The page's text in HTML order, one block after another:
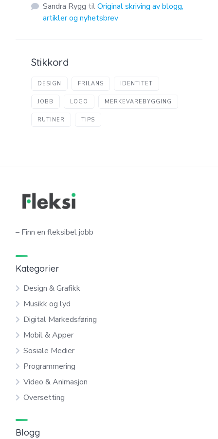
Sandra Rygg tilOriginal skriving av blogg,
artikler og nyhetsbrev
Stikkord
DESIGN FRILANS IDENTITET
JOBB LOGO MERKEVAREBYGGING
RUTINER TIPS
– Finn en fleksibel jobb
Kategorier
Design & Grafikk
Musikk og lyd
Digital Markedsføring
Mobil & Apper
Sosiale Medier
Programmering
Video & Animasjon
Oversetting
Blogg